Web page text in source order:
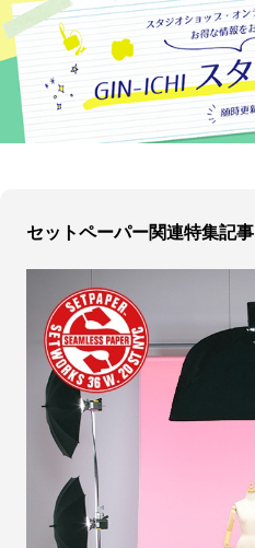
セットペーパー関連特集記事